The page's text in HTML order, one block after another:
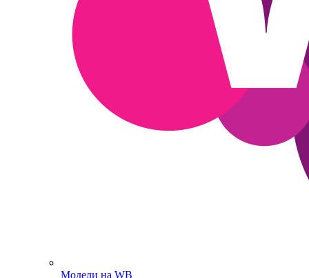
Модели на WB